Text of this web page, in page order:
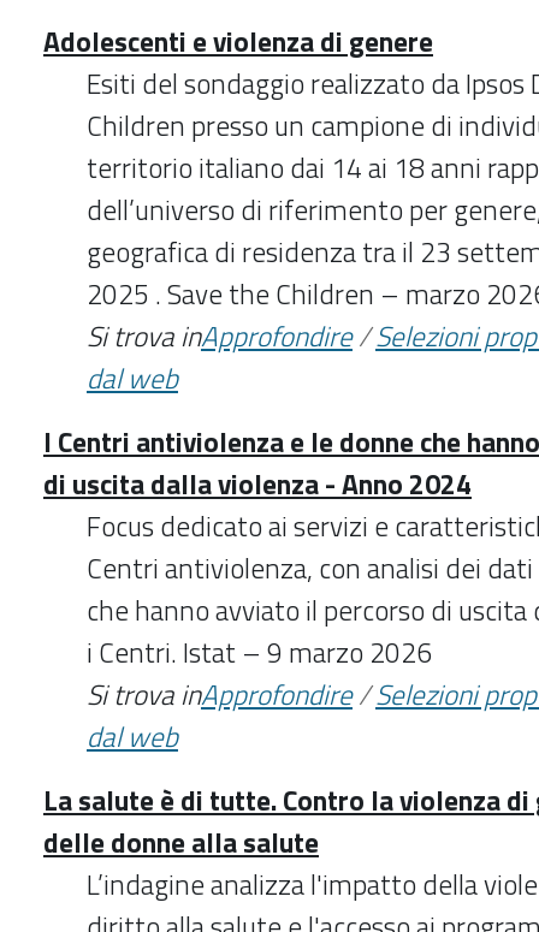
Adolescenti e violenza di genere
Esiti del sondaggio realizzato da Ipsos
Children presso un campione di
territorio italiano dai 14 ai 18 anni
dell’universo di riferimento per
geografica di residenza tra il 23
2025 . Save the Children – marzo
Si trova inApprofondire/Selezioni
dal web
I Centri antiviolenza e le donne che
di uscita dalla violenza - Anno 2024
Focus dedicato ai servizi e
Centri antiviolenza, con analisi dei
che hanno avviato il percorso di
i Centri. Istat – 9 marzo 2026
Si trova inApprofondire/Selezioni
dal web
La salute è di tutte. Contro la violenza
delle donne alla salute
L’indagine analizza l'impatto della